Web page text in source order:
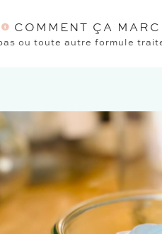
COMMENT ÇA
ou toute autre formule